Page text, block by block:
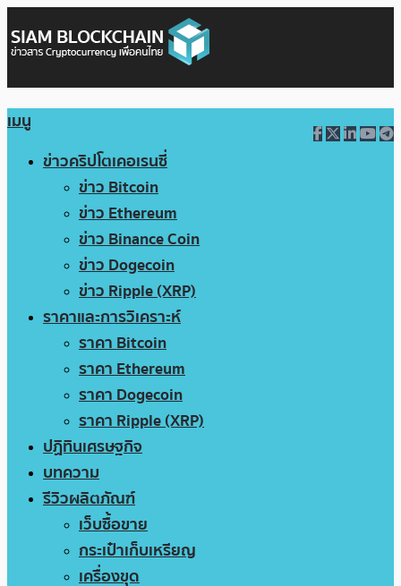
เมนู
ข่าวคริปโตเคอเรนซี่
ข่าว Bitcoin
ข่าว Ethereum
ข่าว Binance Coin
ข่าว Dogecoin
ข่าว Ripple (XRP)
ราคาและการวิเคราะห์
ราคา Bitcoin
ราคา Ethereum
ราคา Dogecoin
ราคา Ripple (XRP)
ปฏิทินเศรษฐกิจ
บทความ
รีวิวผลิตภัณฑ์
เว็บซื้อขาย
กระเป๋าเก็บเหรียญ
เครื่องขุด